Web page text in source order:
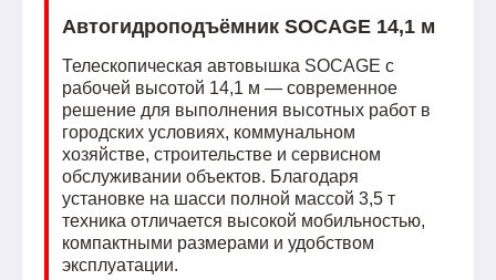
Автогидроподъёмник SOCAGE 14,1 м
Телескопическая автовышка SOCAGE с
рабочей высотой 14,1 м — современное
решение для выполнения высотных работ в
городских условиях, коммунальном
хозяйстве, строительстве и сервисном
обслуживании объектов. Благодаря
установке на шасси полной массой 3,5 т
техника отличается высокой мобильностью,
компактными размерами и удобством
эксплуатации.